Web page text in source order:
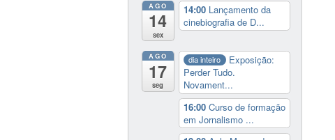
AGO
14
sex
14:00 Lançamento da
cinebiografia de D...
AGO
17
seg
dia inteiro
Exposição:
Perder Tudo.
Novament...
16:00 Curso de formação
em Jornalismo ...